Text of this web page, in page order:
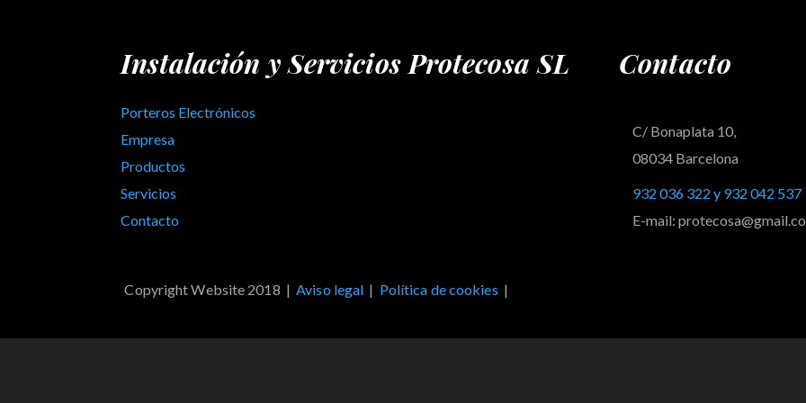
Instalación y Servicios Protecosa SL
Porteros Electrónicos
Empresa
Productos
Servicios
Contacto
Contacto
C/ Bonaplata 10,
08034 Barcelona
932 036 322 y 932 042 537
E-mail:
Copyright Website 2018 |Aviso legal | Política de cookies |